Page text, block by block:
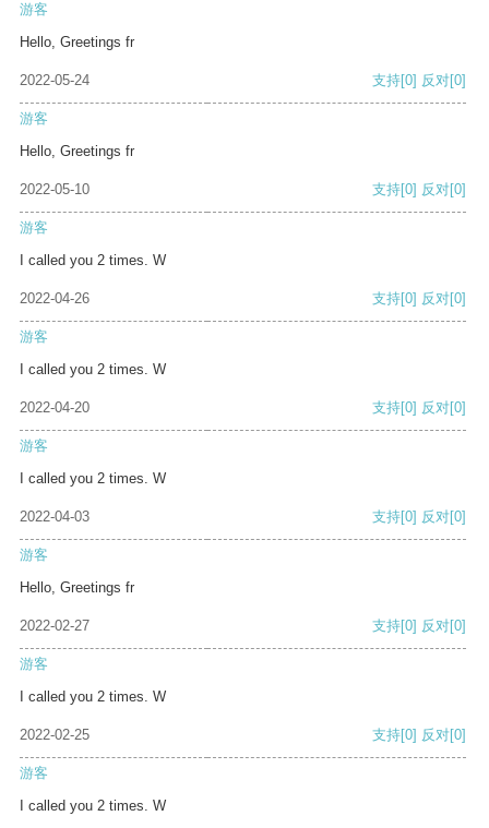
游客
Hello, Greetings fr
2022-05-24 支持[0] 反对[0]
游客
Hello, Greetings fr
2022-05-10 支持[0] 反对[0]
游客
I called you 2 times. W
2022-04-26 支持[0] 反对[0]
游客
I called you 2 times. W
2022-04-20 支持[0] 反对[0]
游客
I called you 2 times. W
2022-04-03 支持[0] 反对[0]
游客
Hello, Greetings fr
2022-02-27 支持[0] 反对[0]
游客
I called you 2 times. W
2022-02-25 支持[0] 反对[0]
游客
I called you 2 times. W